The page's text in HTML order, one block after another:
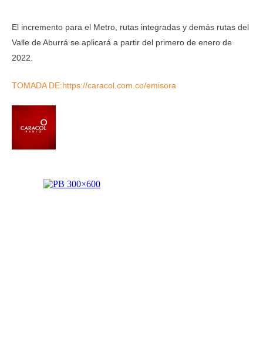
El incremento para el Metro, rutas integradas y demás rutas del
Valle de Aburrá se aplicará a partir del primero de enero de
2022.
TOMADA DE:https://caracol.com.co/emisora